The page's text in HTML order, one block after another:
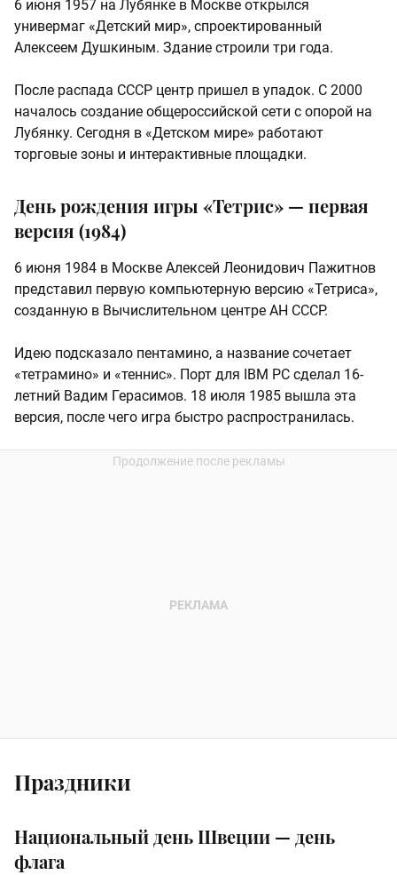
6 июня 1957 на Лубянке в Москве открылся
универмаг «Детский мир», спроектированный
Алексеем Душкиным. Здание строили три года.
После распада СССР центр пришел в упадок. С 2000
началось создание общероссийской сети с опорой на
Лубянку. Сегодня в «Детском мире» работают
торговые зоны и интерактивные площадки.
День рождения игры «Тетрис» — первая
версия (1984)
6 июня 1984 в Москве Алексей Леонидович Пажитнов
представил первую компьютерную версию «Тетриса»,
созданную в Вычислительном центре АН СССР.
Идею подсказало пентамино, а название сочетает
«тетрамино» и «теннис». Порт для IBM PC сделал 16-
летний Вадим Герасимов. 18 июля 1985 вышла эта
версия, после чего игра быстро распространилась.
Праздники
Национальный день Швеции — день
флага